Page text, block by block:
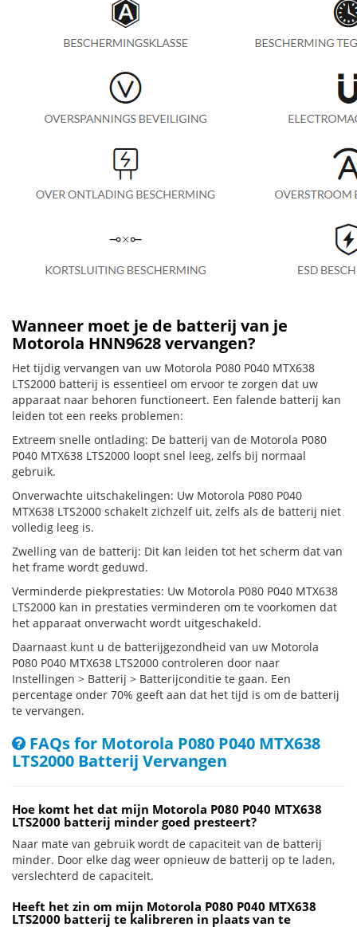
Wanneer moet je de batterij van je
Motorola HNN9628 vervangen?
Het tijdig vervangen van uw Motorola P080 P040 MTX638
LTS2000 batterij is essentieel om ervoor te zorgen dat uw
apparaat naar behoren functioneert. Een falende batterij kan
leiden tot een reeks problemen:
Extreem snelle ontlading: De batterij van de Motorola P080
P040 MTX638 LTS2000 loopt snel leeg, zelfs bij normaal
gebruik.
Onverwachte uitschakelingen: Uw Motorola P080 P040
MTX638 LTS2000 schakelt zichzelf uit, zelfs als de batterij niet
volledig leeg is.
Zwelling van de batterij: Dit kan leiden tot het scherm dat van
het frame wordt geduwd.
Verminderde piekprestaties: Uw Motorola P080 P040 MTX638
LTS2000 kan in prestaties verminderen om te voorkomen dat
het apparaat onverwacht wordt uitgeschakeld.
Daarnaast kunt u de batterijgezondheid van uw Motorola
P080 P040 MTX638 LTS2000 controleren door naar
Instellingen > Batterij > Batterijconditie te gaan. Een
percentage onder 70% geeft aan dat het tijd is om de batterij
te vervangen.
FAQs for Motorola P080 P040 MTX638
LTS2000 Batterij Vervangen
Hoe komt het dat mijn Motorola P080 P040 MTX638
LTS2000 batterij minder goed presteert?
Naar mate van gebruik wordt de capaciteit van de batterij
minder. Door elke dag weer opnieuw de batterij op te laden,
verslechterd de capaciteit.
Heeft het zin om mijn Motorola P080 P040 MTX638
LTS2000 batterij te kalibreren in plaats van te